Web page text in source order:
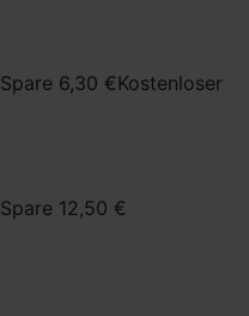
Spare 6,30 €Kostenloser
Spare 12,50 €